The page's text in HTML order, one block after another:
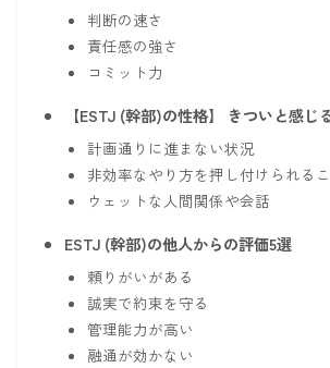
判断の速さ
責任感の強さ
コミット力
【ESTJ (幹部)の性格】 きついと感じ
計画通りに進まない状況
非効率なやり方を押し付けられる
ウェットな人間関係や会話
ESTJ (幹部)の他人からの評価5選
頼りがいがある
誠実で約束を守る
管理能力が高い
融通が効かない